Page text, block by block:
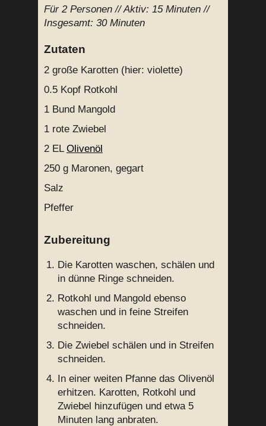
Für 2 Personen // Aktiv: 15 Minuten //
Insgesamt: 30 Minuten
Zutaten
2 große Karotten (hier: violette)
0.5 Kopf Rotkohl
1 Bund Mangold
1 rote Zwiebel
2 EL Olivenöl
250 g Maronen, gegart
Salz
Pfeffer
Zubereitung
Die Karotten waschen, schälen und
in dünne Ringe schneiden.
Rotkohl und Mangold ebenso
waschen und in feine Streifen
schneiden.
Die Zwiebel schälen und in Streifen
schneiden.
In einer weiten Pfanne das Olivenöl
erhitzen. Karotten, Rotkohl und
Zwiebel hinzufügen und etwa 5
Minuten lang anbraten.